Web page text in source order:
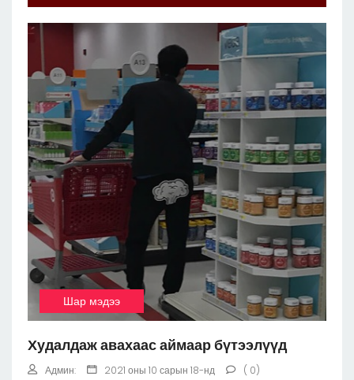
Шар мэдээ
Худалдаж авахаас аймаар бүтээлүүд
Админ: 2021 оны 10 сарын 18-нд ( 0)